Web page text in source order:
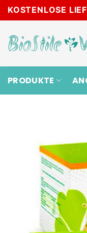
Skip
to
KOSTENLOSE
PRODUKTE